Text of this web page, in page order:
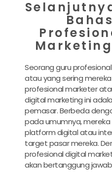
Seorang guru
atau yang sering
profesional marketer
digital marketing ini
pemasar. Berbeda
pada umumnya,
platform digital atau
target pasar mereka.
profesional digital
akan bertanggung